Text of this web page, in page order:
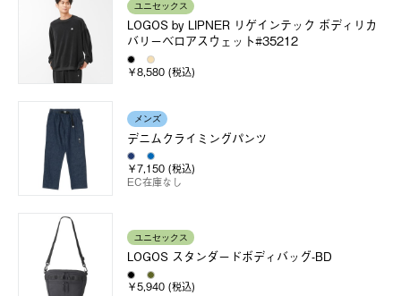
ユニセックス
LOGOS by LIPNER リゲインテック ボディリカ
バリーベロアスウェット#35212
￥8,580 (税込)
メンズ
デニムクライミングパンツ
￥7,150 (税込)
EC在庫なし
ユニセックス
LOGOS スタンダードボディバッグ-BD
￥5,940 (税込)